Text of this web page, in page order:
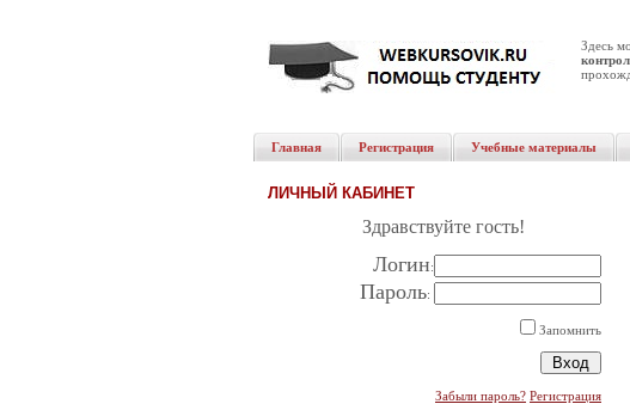
Здесь
Главная Регистрация Учебные материалы
ЛИЧНЫЙ КАБИНЕТ
Здравствуйте гость!
Логин:
Пароль:
Запомнить
Забыли пароль? Регистрация